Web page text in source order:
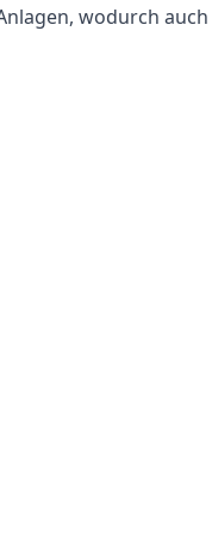
wodurch